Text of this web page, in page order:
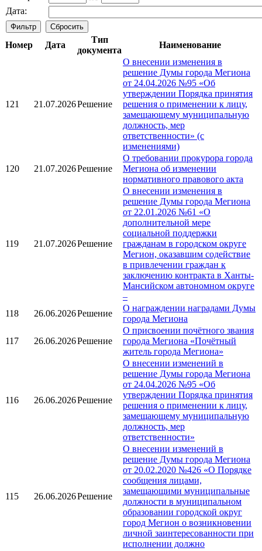
Дата:
Номер Дата
Тип
документа
Наименование
121 21.07.2026Решение
О внесении изменения в
решение Думы города Мегиона
от 24.04.2026 №95 «Об
утверждении Порядка принятия
решения о применении к лицу,
замещающему муниципальную
должность, мер
ответственности» (с
изменениями)
120 21.07.2026Решение
О требовании прокурора города
Мегиона об изменении
нормативного правового акта
119 21.07.2026Решение
О внесении изменения в
решение Думы города Мегиона
от 22.01.2026 №61 «О
дополнительной мере
социальной поддержки
гражданам в городском округе
Мегион, оказавшим содействие
в привлечении граждан к
заключению контракта в Ханты-
Мансийском автономном округе
–
118
26.06.2026Решение
О награждении наградами Думы
города Мегиона
117 26.06.2026Решение
О присвоении почётного звания
города Мегиона «Почётный
житель города Мегиона»
116 26.06.2026Решение
О внесении изменений в
решение Думы города Мегиона
от 24.04.2026 №95 «Об
утверждении Порядка принятия
решения о применении к лицу,
замещающему муниципальную
должность, мер
ответственности»
115 26.06.2026Решение
О внесении изменений в
решение Думы города Мегиона
от 20.02.2020 №426 «О Порядке
сообщения лицами,
замещающими муниципальные
должности в муниципальном
образовании городской округ
город Мегион о возникновении
личной заинтересованности при
исполнении должно